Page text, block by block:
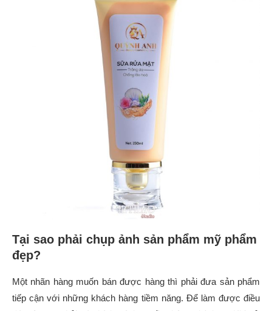
Tại sao phải chụp ảnh sản phẩm mỹ phẩm
đẹp?
Một nhãn hàng muốn bán được hàng thì phải đưa sản phẩm
tiếp cận với những khách hàng tiềm năng. Để làm được điều